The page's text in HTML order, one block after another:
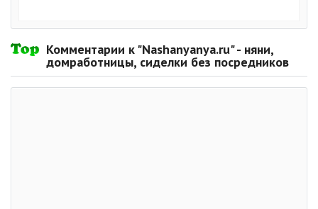
Комментарии к "Nashanyanya.ru" - няни,
домработницы, сиделки без посредников